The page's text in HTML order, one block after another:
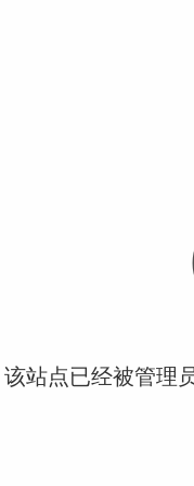
站点已经被管理